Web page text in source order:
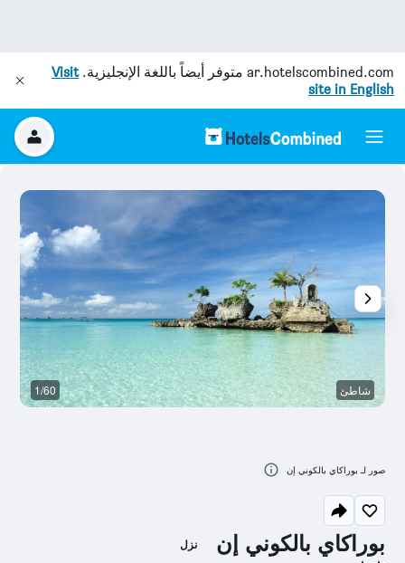
ar.hotelscombined.com متوفر أيضاً باللغة الإنجليزية.Visit
site in English
بوراكاي بالكوني إن نزل
شاطئ 1/60
صور لـ بوراكاي بالكوني إن